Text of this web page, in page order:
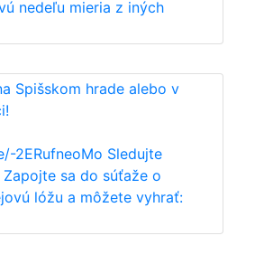
nedeľu mieria z iných
Spišskom hrade alebo v
2ERufneoMo Sledujte
sa do súťaže o
lóžu a môžete vyhrať: